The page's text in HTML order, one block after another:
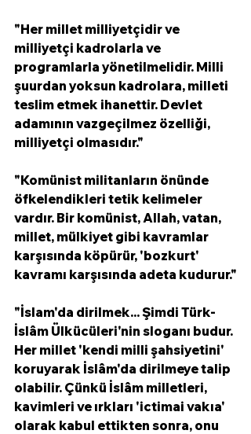
"Her millet milliyetçidir ve
milliyetçi kadrolarla ve
programlarla yönetilmelidir. Milli
şuurdan yoksun kadrolara, milleti
teslim etmek ihanettir. Devlet
adamının vazgeçilmez özelliği,
milliyetçi olmasıdır."
"Komünist militanların önünde
öfkelendikleri tetik kelimeler
vardır. Bir komünist, Allah, vatan,
millet, mülkiyet gibi kavramlar
karşısında köpürür, 'bozkurt'
kavramı karşısında adeta kudurur."
"İslam'da dirilmek... Şimdi Türk-
İslâm Ülkücüleri'nin sloganı budur.
Her millet 'kendi milli şahsiyetini'
koruyarak İslâm'da dirilmeye talip
olabilir. Çünkü İslâm milletleri,
kavimleri ve ırkları 'ictimai vakıa'
olarak kabul ettikten sonra, onu